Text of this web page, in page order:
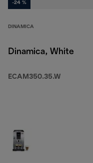
-24 %
DINAMICA
Dinamica, White
ECAM350.35.W